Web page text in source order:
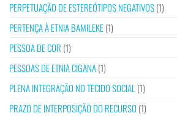
PERPETUAÇÃO DE ESTEREÓTIPOS NEGATIVOS(1)
PERTENÇA À ETNIA BAMILEKE(1)
PESSOA DE COR (1)
PESSOAS DE ETNIA CIGANA(1)
PLENA INTEGRAÇÃO NO TECIDO SOCIAL (1)
PRAZO DE INTERPOSIÇÃO DO RECURSO (1)